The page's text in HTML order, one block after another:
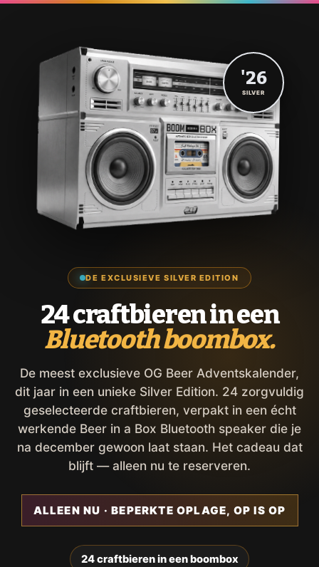
DE EXCLUSIEVE SILVER EDITION
24 craftbieren in een
Bluetooth boombox.
De meest exclusieve OG Beer Adventskalender,
dit jaar in een unieke Silver Edition. 24 zorgvuldig
geselecteerde craftbieren, verpakt in een écht
werkende Beer in a Box Bluetooth speaker die je
na december gewoon laat staan. Het cadeau dat
blijft — alleen nu te reserveren.
ALLEEN NU · BEPERKTE OPLAGE, OP IS OP
24 craftbieren in een boombox
'26
SILVER